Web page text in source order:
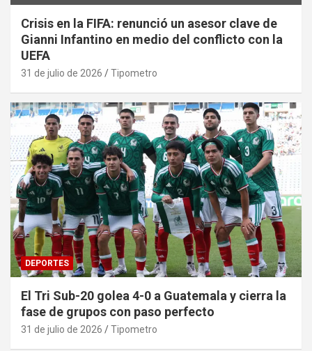
Crisis en la FIFA: renunció un asesor clave de
Gianni Infantino en medio del conflicto con la
UEFA
31 de julio de 2026 Tipometro
DEPORTES
El Tri Sub-20 golea 4-0 a Guatemala y cierra la
fase de grupos con paso perfecto
31 de julio de 2026 Tipometro